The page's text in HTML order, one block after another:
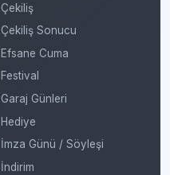
Çekiliş
Çekiliş Sonucu
Efsane Cuma
Festival
Garaj Günleri
Hediye
İmza Günü / Söyleşi
İndirim